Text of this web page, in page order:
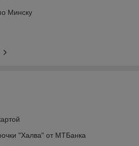
Минску
"Халва" от МТБанка